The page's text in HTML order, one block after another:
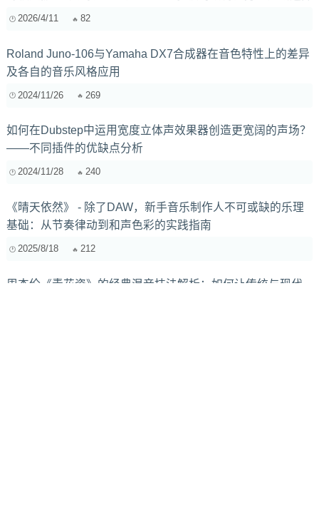
2026/4/11 82
Roland Juno-106与Yamaha DX7合成器在音色特性上的差异
及各自的音乐风格应用
2024/11/26 269
如何在Dubstep中运用宽度立体声效果器创造更宽阔的声场？
——不同插件的优缺点分析
2024/11/28 240
《晴天依然》 - 除了DAW，新手音乐制作人不可或缺的乐理
基础：从节奏律动到和声色彩的实践指南
2025/8/18 212
周杰伦《青花瓷》的经典混音技法解析：如何让传统与现代